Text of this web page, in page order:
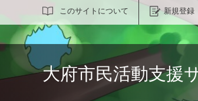
このサイトについて 新規登録
サイト内検索
大府市民活動支援